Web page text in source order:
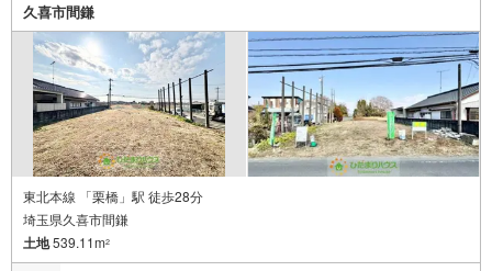
久喜市間鎌
東北本線 「栗橋」駅 徒歩28分
埼玉県久喜市間鎌
土地539.11m2